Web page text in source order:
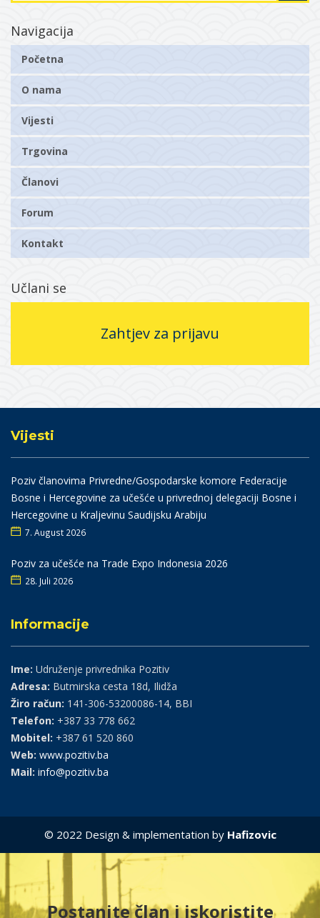
Navigacija
Početna
O nama
Vijesti
Trgovina
Članovi
Forum
Kontakt
Učlani se
Zahtjev za prijavu
Vijesti
Poziv članovima Privredne/Gospodarske komore Federacije
Bosne i Hercegovine za učešće u privrednoj delegaciji Bosne i
Hercegovine u Kraljevinu Saudijsku Arabiju
7. August 2026
Poziv za učešće na Trade Expo Indonesia 2026
28. Juli 2026
Informacije
Ime: Udruženje privrednika Pozitiv
Adresa: Butmirska cesta 18d, Ilidža
Žiro račun: 141-306-53200086-14, BBI
Telefon: +387 33 778 662
Mobitel: +387 61 520 860
Web: www.pozitiv.ba
Mail: info@pozitiv.ba
© 2022 Design & implementation by Hafizovic
Postanite član i iskoristite